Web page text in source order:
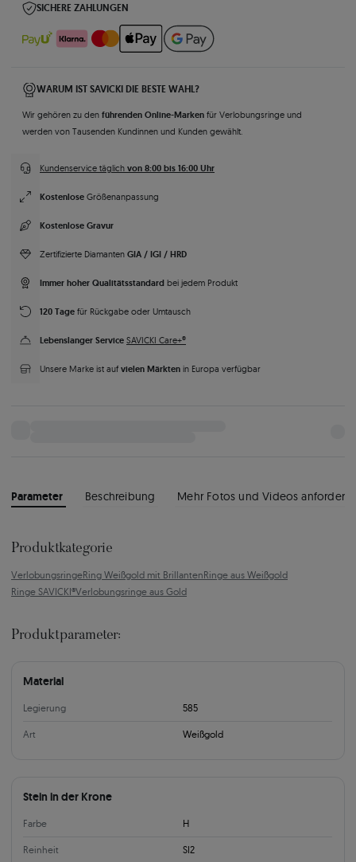
SICHERE ZAHLUNGEN
WARUM IST SAVICKI DIE BESTE WAHL?
Wir gehören zu den führenden Online-Marken für Verlobungsringe und
werden von Tausenden Kundinnen und Kunden gewählt.
Kundenservice täglich von 8:00 bis 16:00 Uhr
Kostenlose Größenanpassung
Kostenlose Gravur
Zertifizierte Diamanten GIA / IGI / HRD
Immer hoher Qualitätsstandard bei jedem Produkt
120 Tage für Rückgabe oder Umtausch
Lebenslanger Service SAVICKI Care+®
Unsere Marke ist auf vielen Märkten in Europa verfügbar
Parameter Beschreibung Mehr Fotos und Videos anfordern
Produktkategorie
VerlobungsringeRing Weißgold mit BrillantenRinge aus Weißgold
Ringe SAVICKI®Verlobungsringe aus Gold
Produktparameter:
Material
Legierung 585
Art Weißgold
Stein in der Krone
Farbe H
Reinheit SI2